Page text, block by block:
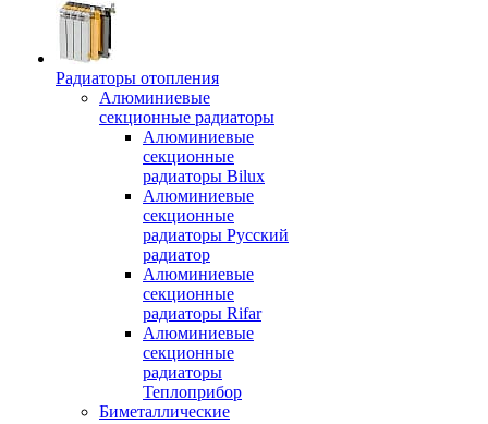
Радиаторы отопления
Алюминиевые
секционные радиаторы
Алюминиевые
секционные
радиаторы Bilux
Алюминиевые
секционные
радиаторы Русский
радиатор
Алюминиевые
секционные
радиаторы Rifar
Алюминиевые
секционные
радиаторы
Теплоприбор
Биметаллические